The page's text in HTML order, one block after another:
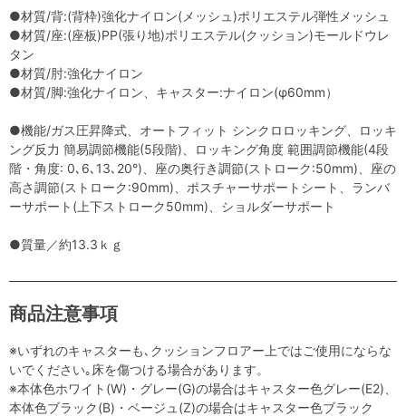
●材質/背:(背枠)強化ナイロン(メッシュ)ポリエステル弾性メッシュ
●材質/座:(座板)PP(張り地)ポリエステル(クッション)モールドウレ
タン
●材質/肘:強化ナイロン
●材質/脚:強化ナイロン、キャスター:ナイロン(φ60mm）
●機能/ガス圧昇降式、オートフィット シンクロロッキング、ロッキ
ング反力 簡易調節機能(5段階)、ロッキング角度 範囲調節機能(4段
階・角度: 0､6､13､20°)、座の奥行き調節(ストローク:50mm)、座の
高さ調節(ストローク:90mm)、ポスチャーサポートシート、ランバ
ーサポート(上下ストローク50mm)、ショルダーサポート
●質量／約13.3ｋｇ
商品注意事項
※いずれのキャスターも､クッションフロアー上ではご使用にならな
いでください｡床を傷つける場合があります。
※本体色ホワイト(W)・グレー(G)の場合はキャスター色グレー(E2)、
本体色ブラック(B)・ベージュ(Z)の場合はキャスター色ブラック